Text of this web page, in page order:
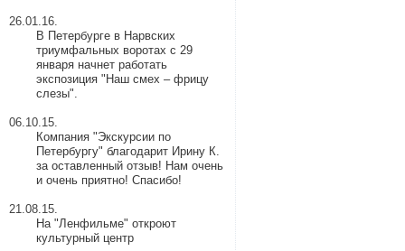
26.01.16.
В Петербурге в Нарвских
триумфальных воротах с 29
января начнет работать
экспозиция "Наш смех – фрицу
слезы".
06.10.15.
Компания "Экскурсии по
Петербургу" благодарит Ирину К.
за оставленный отзыв! Нам очень
и очень приятно! Спасибо!
21.08.15.
На "Ленфильме" откроют
культурный центр